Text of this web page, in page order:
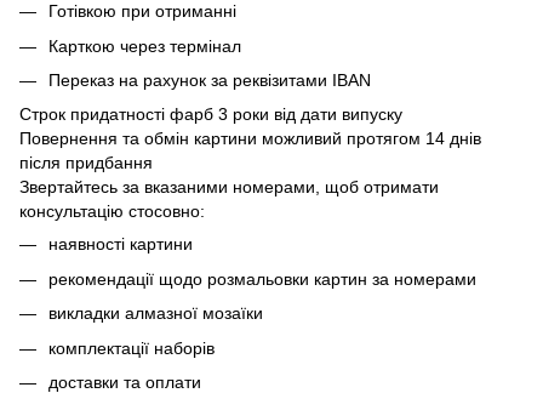
Готівкою при отриманні
Карткою через термінал
Переказ на рахунок за реквізитами IBAN
Строк придатності фарб 3 роки від дати випуску
Повернення та обмін картини можливий протягом 14 днів
після придбання
Звертайтесь за вказаними номерами, щоб отримати
консультацію стосовно:
наявності картини
рекомендації щодо розмальовки картин за номерами
викладки алмазної мозаїки
комплектації наборів
доставки та оплати